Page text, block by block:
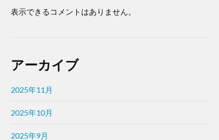
表示できるコメントはありません。
アーカイブ
2025年11月
2025年10月
2025年9月